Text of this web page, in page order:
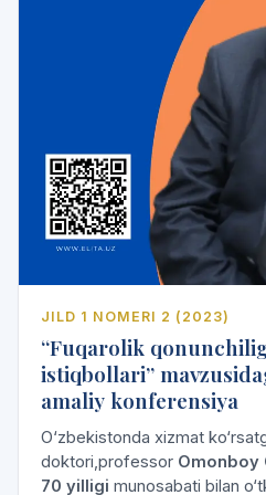
JILD 1 NOMERI 2 (2023)
“Fuqarolik
istiqbollari”
amaliy konferensiya
O‘zbekistonda xizmat
doktori,professor Omonboy
70 yilligi munosabati bilan